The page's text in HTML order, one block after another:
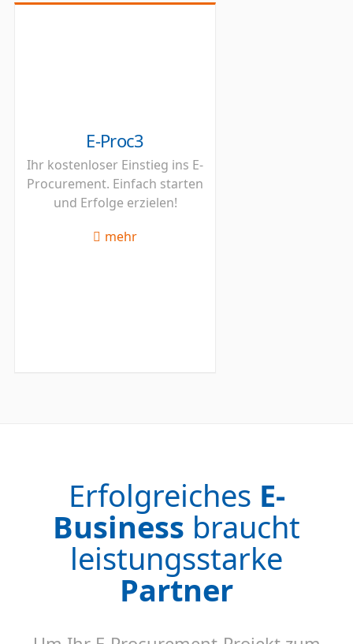
E-Proc3
Ihr kostenloser Einstieg ins E-
Procurement. Einfach starten
und Erfolge erzielen!
mehr
Erfolgreiches E-
Business braucht
leistungsstarke
Partner